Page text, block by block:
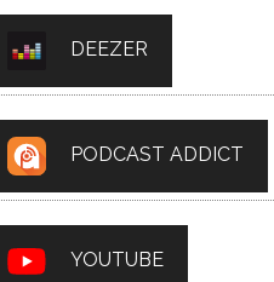
DEEZER
PODCAST ADDICT
YOUTUBE